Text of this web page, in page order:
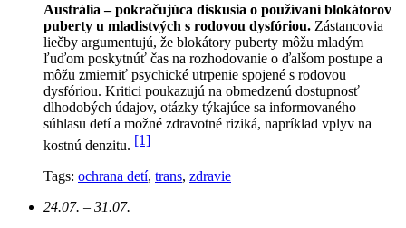
Austrália – pokračujúca diskusia o používaní blokátorov
puberty u mladistvých s rodovou dysfóriou. Zástancovia
liečby argumentujú, že blokátory puberty môžu mladým
ľuďom poskytnúť čas na rozhodovanie o ďalšom postupe a
môžu zmierniť psychické utrpenie spojené s rodovou
dysfóriou. Kritici poukazujú na obmedzenú dostupnosť
dlhodobých údajov, otázky týkajúce sa informovaného
súhlasu detí a možné zdravotné riziká, napríklad vplyv na
kostnú denzitu. [1]
Tags: ochrana detí, trans, zdravie
24.07. – 31.07.